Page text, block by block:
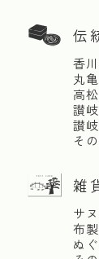
伝
香
丸
高
讃
讃
そ
雑
サ
布
ぬ